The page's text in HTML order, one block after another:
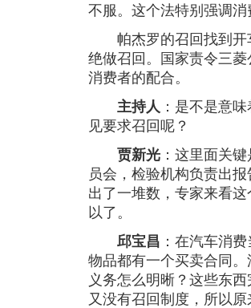
不服。这个法特别强调
帕杰罗的召回找到开
绝做召回。国家责令三
消费者的配合。
主持人 ：是不是意
见要求召回呢？
贾新光 ：这里面关
员会，检验机构负责出
出了一堆数，专家来看
以了。
邱宝昌 ：在汽车消
物品都有一个买卖合同
义务怎么明晰？这些东
又没有召回制度，所以